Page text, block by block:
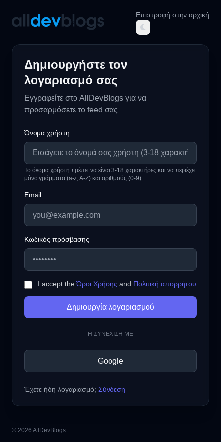
AllDevBlogs
Επιστροφή στην αρχική
Δημιουργήστε τον
λογαριασμό σας
Εγγραφείτε στο AllDevBlogs για να
προσαρμόσετε το feed σας
Όνομα χρήστη
Το όνομα χρήστη πρέπει να είναι 3-18 χαρακτήρες και να περιέχει
μόνο γράμματα (a-z, A-Z) και αριθμούς (0-9).
Email
Κωδικός πρόσβασης
I accept theΌροι Χρήσης and Πολιτική απορρήτου
Δημιουργία λογαριασμού
Η ΣΥΝΕΧΙΣΗ ΜΕ
Google
Έχετε ήδη λογαριασμό; Σύνδεση
© 2026 AllDevBlogs